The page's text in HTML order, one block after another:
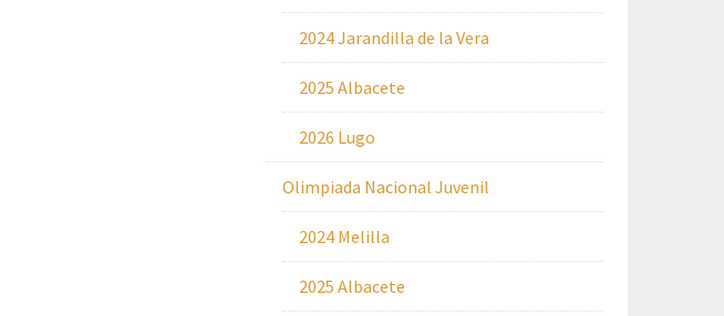
2024 Jarandilla de la Vera
2025 Albacete
2026 Lugo
Olimpiada Nacional Juvenil
2024 Melilla
2025 Albacete